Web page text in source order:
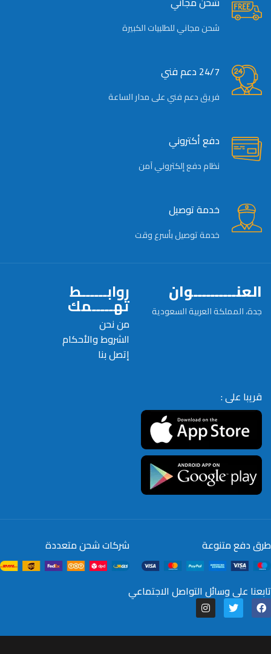
شحن مجاني للطلبيات الكبيرة
24/7 دعم فني
فريق دعم فني على مدار الساعة
دفع أكتروني
نظام دفع إلكتروني آمن
خدمة توصيل
خدمة توصيل بأسرع وقت
العنــــــــــوان
جدة، المملكة العربية السعودية
روابــــــط
تهـــــمك
من نحن
الشروط والأحكام
إتصل بنا
قريبا على :
طرق دفع متنوعة شركات شحن متعددة
تابعنا على وسائل التواصل الاجتماعي